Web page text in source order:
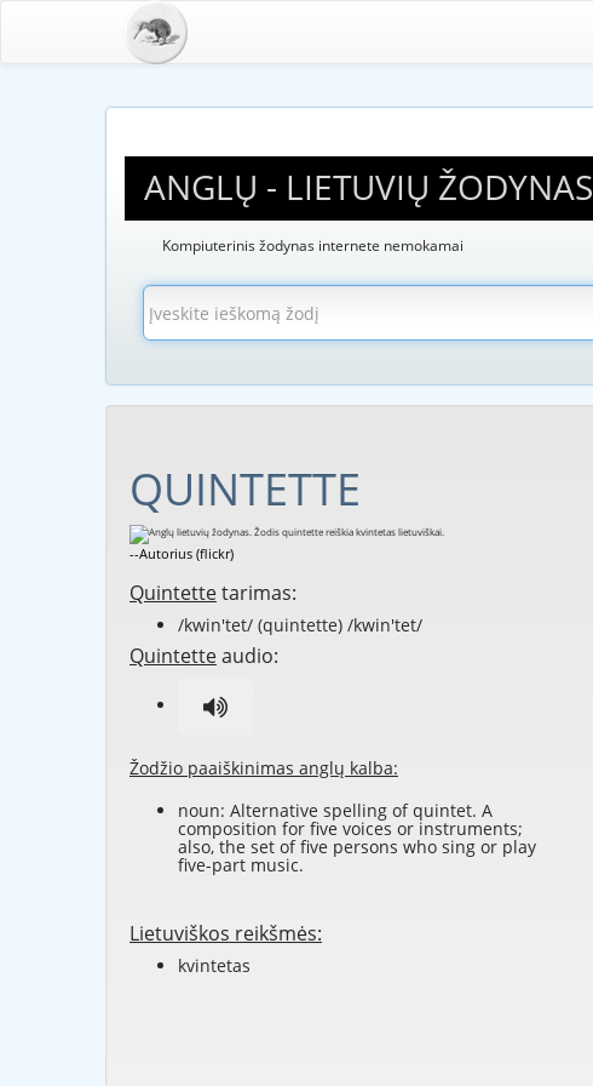
ANGLŲ - LIETUVIŲ ŽODYNAS
Kompiuterinis žodynas internete nemokamai
QUINTETTE
--Autorius (flickr)
Quintettetarimas:
/kwin'tet/ (quintette) /kwin'tet/
Quintetteaudio:
Žodžio paaiškinimas anglų kalba:
noun: Alternative spelling ofquintet. A
composition for five voices or instruments;
also, the set of five persons who sing or play
five-part music.
Lietuviškos reikšmės:
kvintetas